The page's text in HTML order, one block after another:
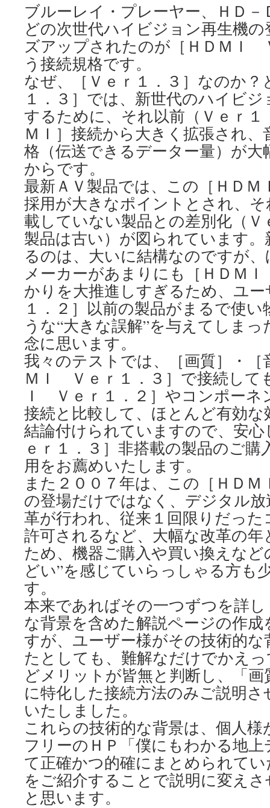
ブルーレイ・プレーヤー、ＨＤ
どの次世代ハイビジョン再生機
ズアップされたのが［ＨＤＭＩ
う接続規格です。
なぜ、［Ｖｅｒ１．３］なのか？
１．３］では、新世代のハイビ
するために、それ以前（Ｖｅｒ１
ＭＩ］接続から大きく拡張され、
格（伝送できるデーター量）が
からです。
最新ＡＶ製品では、この［ＨＤＭ
採用が大きなポイントとされ、
載していない製品との差別化（
製品は古い）が図られています
るのは、大いに結構なのですが
メーカーがあまりにも［ＨＤＭ
かりを大推進しすぎるため、ユ
１．２］以前の製品がまるで使
うな“大きな誤解”を与えてしま
念に思います。
我々のテストでは、［画質］・［
ＭＩ Ｖｅｒ１．３］で接続して
Ｉ Ｖｅｒ１．２］やコンポーネ
接続と比較して、ほとんど有効
結論付けられていますので、安
ｅｒ１．３］非搭載の製品のご
用をお薦めいたします。
また２００７年は、この［ＨＤ
の登場だけではなく、デジタル
革が行われ、従来１回限りだっ
許可されるなど、大幅な改革の
ため、機器ご購入や買い換えな
どい”を感じていらっしゃる方も
す。
本来であればその一つずつを詳
な背景を含めた解説ページの作
すが、ユーザー様がその技術的
たとしても、難解なだけでかえ
どメリットが皆無と判断し、「
に特化した接続方法のみご説明
いたしました。
これらの技術的な背景は、個人
フリーのＨＰ「僕にもわかる地
て正確かつ的確にまとめられて
をご紹介することで説明に変え
と思います。